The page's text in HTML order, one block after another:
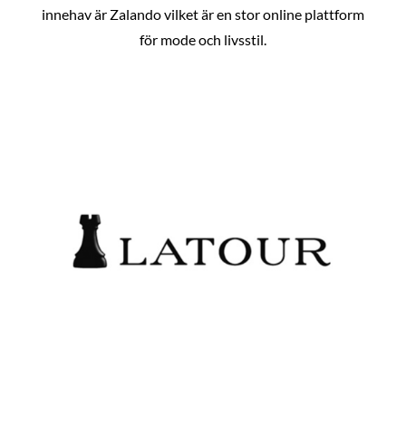
innehav är Zalando vilket är en stor online plattform
för mode och livsstil.